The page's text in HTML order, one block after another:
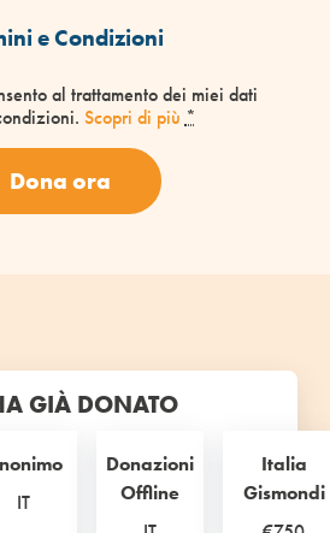
e Condizioni
Scopri di più *
Dona ora
GIÀ DONATO
IT
Donazioni
Offline
Italia
Gismondi